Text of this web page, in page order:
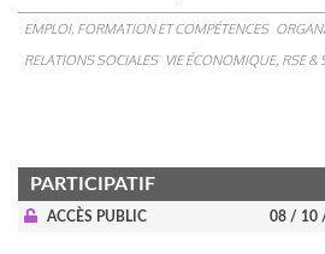
EMPLOI, FORMATION ET COMPÉTENCES
RELATIONS SOCIALES VIE ÉCONOMIQUE, RSE &
PARTICIPATIF
ACCÈS PUBLIC 08 / 10